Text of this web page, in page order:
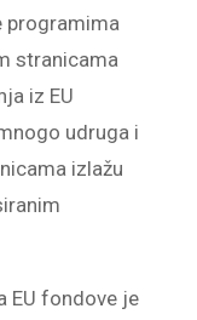
programima
stranicama
iz EU
udruga i
izlažu
EU fondove je